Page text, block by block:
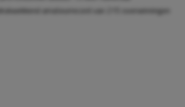
amateurrecord van 215 overwinningen